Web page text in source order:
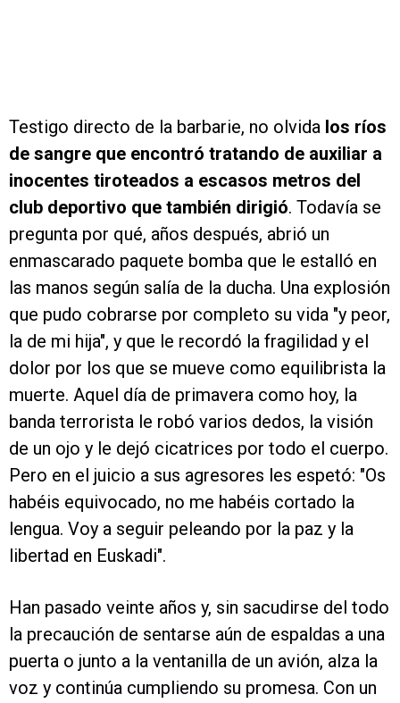
Testigo directo de la barbarie, no olvida los ríos
de sangre que encontró tratando de auxiliar a
inocentes tiroteados a escasos metros del
club deportivo que también dirigió. Todavía se
pregunta por qué, años después, abrió un
enmascarado paquete bomba que le estalló en
las manos según salía de la ducha. Una explosión
que pudo cobrarse por completo su vida "y peor,
la de mi hija", y que le recordó la fragilidad y el
dolor por los que se mueve como equilibrista la
muerte. Aquel día de primavera como hoy, la
banda terrorista le robó varios dedos, la visión
de un ojo y le dejó cicatrices por todo el cuerpo.
Pero en el juicio a sus agresores les espetó: "Os
habéis equivocado, no me habéis cortado la
lengua. Voy a seguir peleando por la paz y la
libertad en Euskadi".
Han pasado veinte años y, sin sacudirse del todo
la precaución de sentarse aún de espaldas a una
puerta o junto a la ventanilla de un avión, alza la
voz y continúa cumpliendo su promesa. Con un